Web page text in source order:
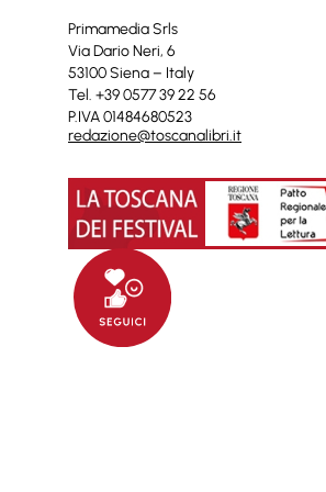
Primamedia Srls
Via Dario Neri, 6
53100 Siena – Italy
Tel. +39 0577 39 22 56
P.IVA 01484680523
redazione@toscanalibri.it